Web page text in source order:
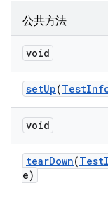
公共方法
void
setUp(Test
void
tearDown(Test
e)